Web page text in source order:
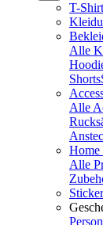
T-
Alle
Shorts
Alle
Alle
Sticker